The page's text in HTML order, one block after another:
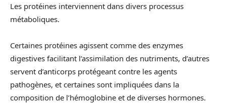
Les protéines interviennent dans divers processus
métaboliques.
Certaines protéines agissent comme des enzymes
digestives facilitant l’assimilation des nutriments, d’autres
servent d’anticorps protégeant contre les agents
pathogènes, et certaines sont impliquées dans la
composition de l’hémoglobine et de diverses hormones.